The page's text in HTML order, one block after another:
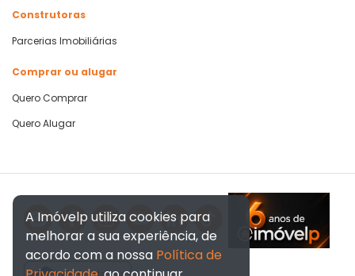
Construtoras
Parcerias Imobiliárias
Comprar ou alugar
Quero Comprar
Quero Alugar
A Imóvelp utiliza cookies para
melhorar a sua experiência, de
acordo com a nossa Política de